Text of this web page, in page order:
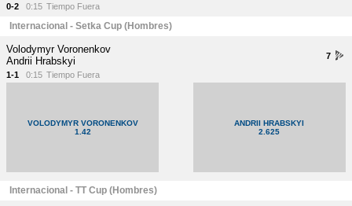
0-2 0:15 Tiempo Fuera
Internacional - Setka Cup (Hombres)
7
Volodymyr Voronenkov
Andrii Hrabskyi
1-1 0:15 Tiempo Fuera
VOLODYMYR VORONENKOV
1.42
ANDRII HRABSKYI
2.625
Internacional - TT Cup (Hombres)